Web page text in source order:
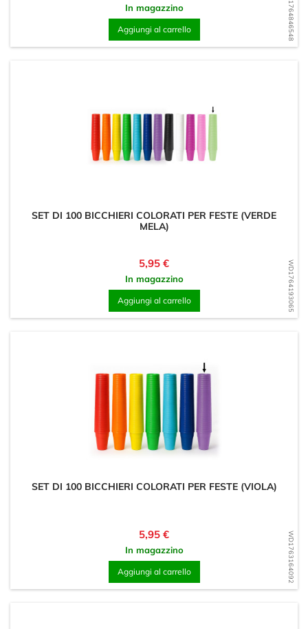
WD1764846548
In magazzino
Aggiungi al carrello
WD1764193065
SET DI 100 BICCHIERI COLORATI PER FESTE (VERDE
MELA)
Prezzo
5,95 €
In magazzino
Aggiungi al carrello
WD1763164092
SET DI 100 BICCHIERI COLORATI PER FESTE (VIOLA)
Prezzo
5,95 €
In magazzino
Aggiungi al carrello